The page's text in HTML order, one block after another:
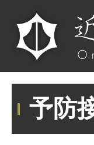
予防